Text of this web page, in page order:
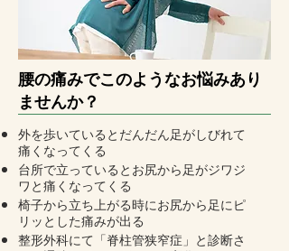
腰の痛みでこのようなお悩みあり
ませんか？
外を歩いているとだんだん足がしびれて
痛くなってくる
台所で立っているとお尻から足がジワジ
ワと痛くなってくる
椅子から立ち上がる時にお尻から足にピ
リッとした痛みが出る
整形外科にて「脊柱管狭窄症」と診断さ